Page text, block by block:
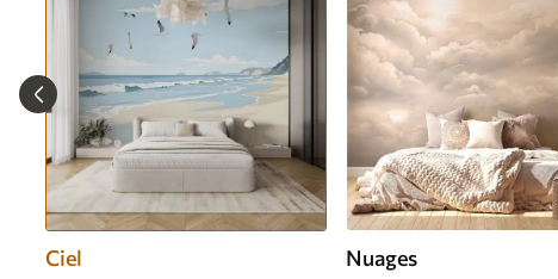
Ciel Nuages